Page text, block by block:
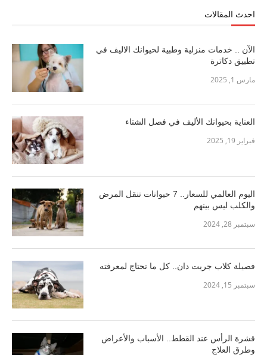
احدث المقالات
الآن .. خدمات منزلية وطبية لحيوانك الاليف في
تطبيق دكاترة
مارس 1, 2025
العناية بحيوانك الأليف في فصل الشتاء
فبراير 19, 2025
اليوم العالمي للسعار.. 7 حيوانات تنقل المرض
والكلب ليس بينهم
سبتمبر 28, 2024
فصيلة كلاب جريت دان.. كل ما تحتاج لمعرفته
سبتمبر 15, 2024
قشرة الرأس عند القطط.. الأسباب والأعراض
وطرق العلاج